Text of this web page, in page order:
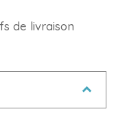
de livraison